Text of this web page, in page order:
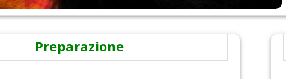
Preparazione